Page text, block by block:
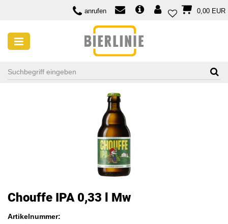
anrufen 0,00 EUR
Chouffe IPA 0,33 l Mw
Artikelnummer: